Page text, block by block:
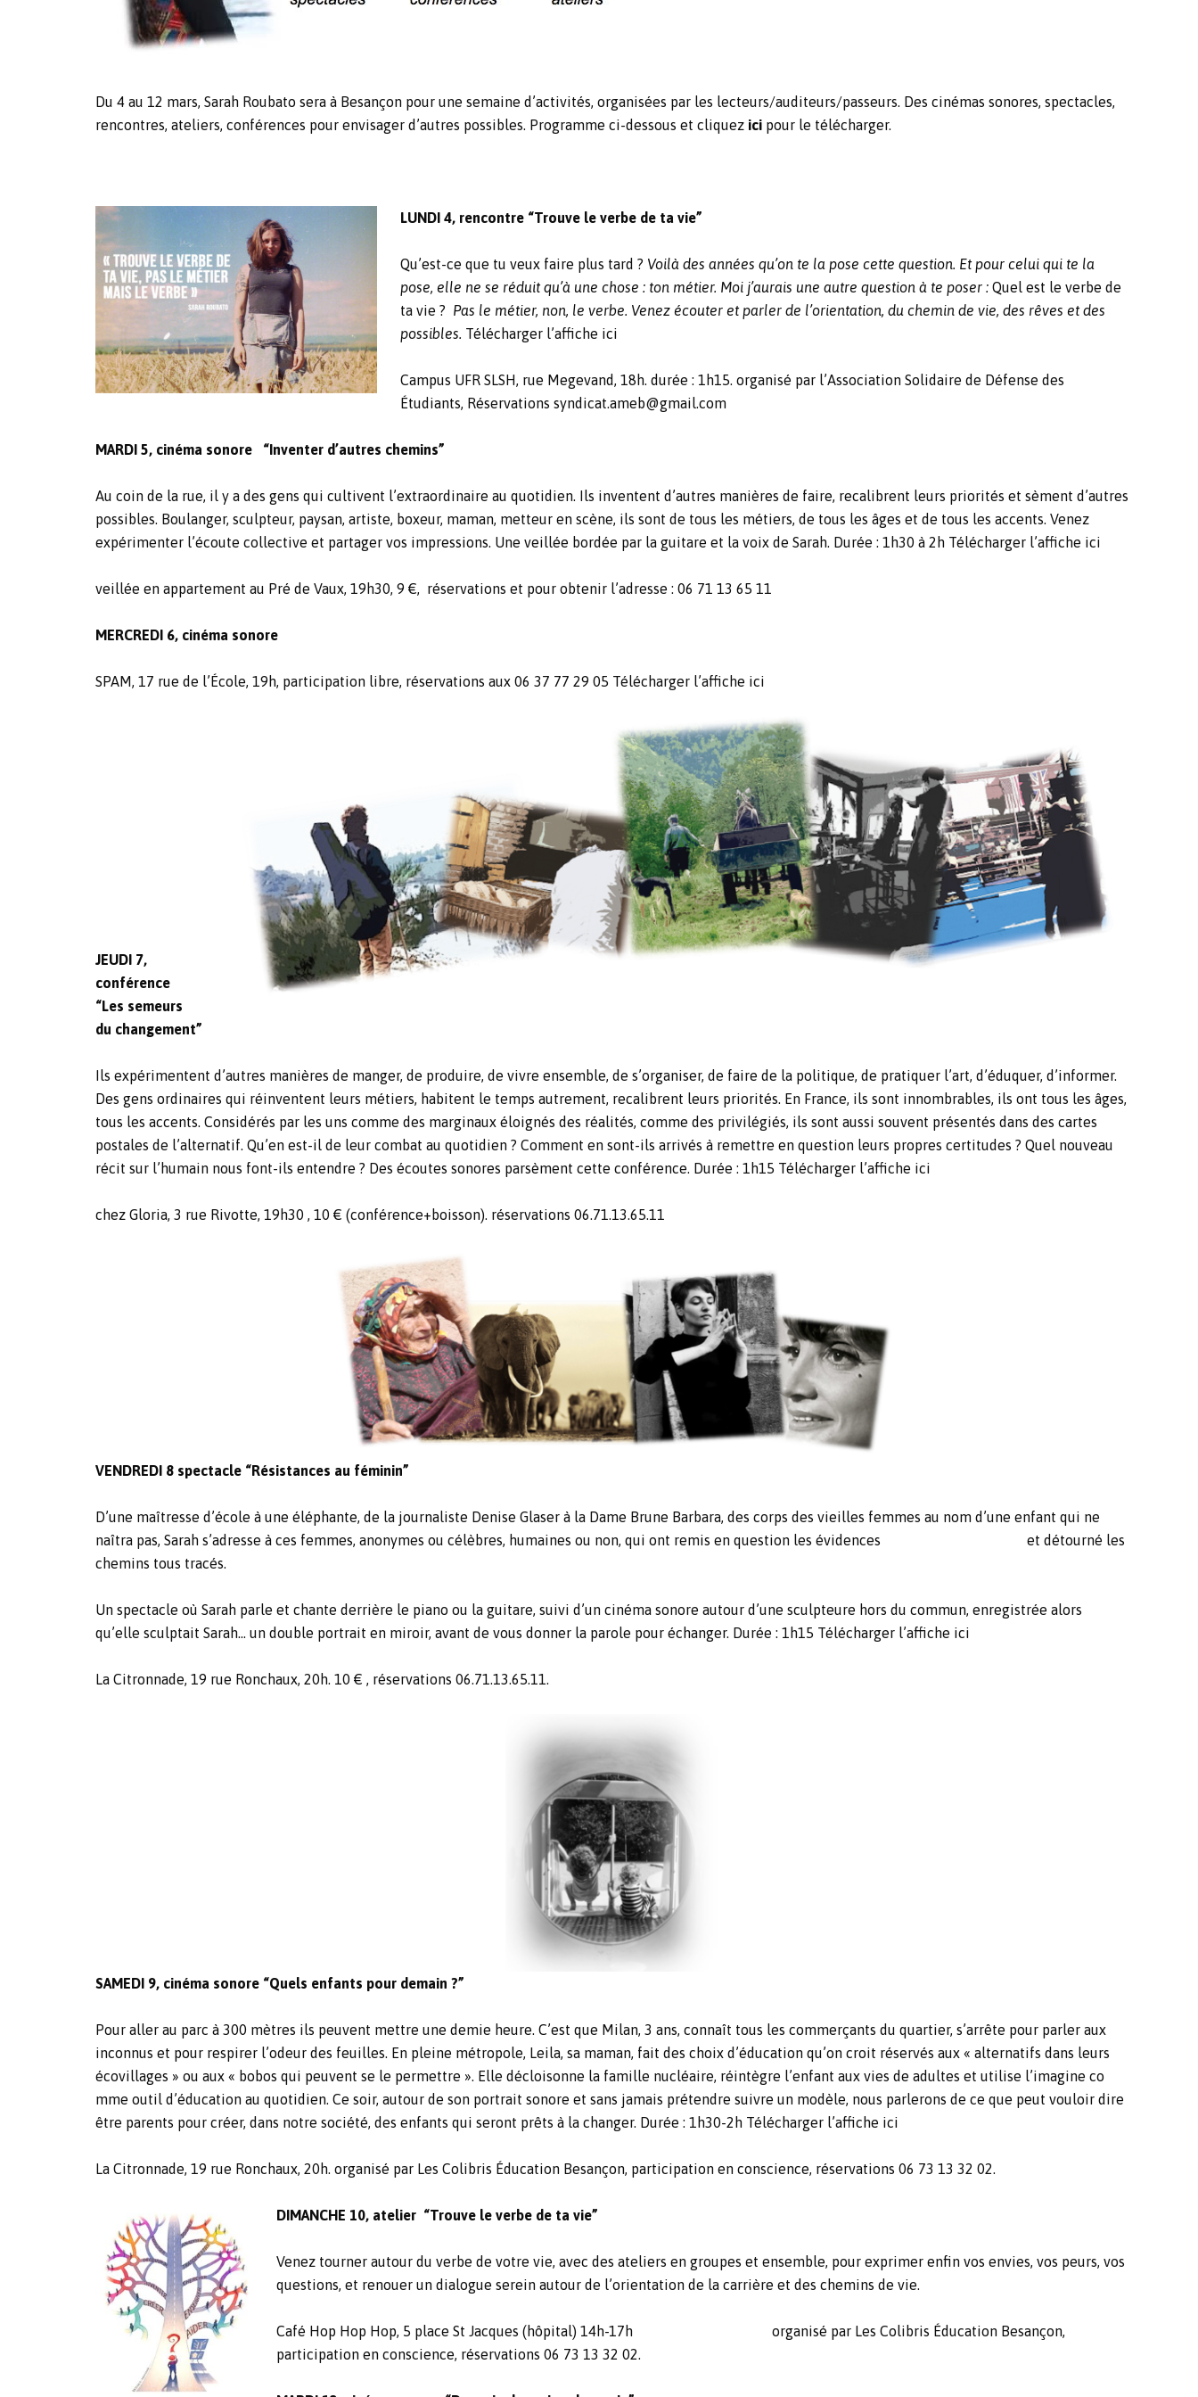
Du 4 au 12 mars, Sarah Roubato sera à Besançon pour une semaine d’activités, organisées par les lecteurs/auditeurs/passeurs. Des cinémas sonores, spectacles,
rencontres, ateliers, conférences pour envisager d’autres possibles. Programme ci-dessous et cliquez ici pour le télécharger.
LUNDI 4, rencontre “Trouve le verbe de ta vie”
Qu’est-ce que tu veux faire plus tard ? Voilà des années qu’on te la pose cette question. Et pour celui qui te la
pose, elle ne se réduit qu’à une chose : ton métier. Moi j’aurais une autre question à te poser : Quel est le verbe de
ta vie ? Pas le métier, non, le verbe. Venez écouter et parler de l’orientation, du chemin de vie, des rêves et des
possibles. Télécharger l’affiche ici
Campus UFR SLSH, rue Megevand, 18h. durée : 1h15. organisé par l’Association Solidaire de Défense des
Étudiants, Réservations syndicat.ameb@gmail.com
MARDI 5, cinéma sonore “Inventer d’autres chemins”
Au coin de la rue, il y a des gens qui cultivent l’extraordinaire au quotidien. Ils inventent d’autres manières de faire, recalibrent leurs priorités et sèment d’autres
possibles. Boulanger, sculpteur, paysan, artiste, boxeur, maman, metteur en scène, ils sont de tous les métiers, de tous les âges et de tous les accents. Venez
expérimenter l’écoute collective et partager vos impressions. Une veillée bordée par la guitare et la voix de Sarah. Durée : 1h30 à 2h Télécharger l’affiche ici
veillée en appartement au Pré de Vaux, 19h30, 9 €, réservations et pour obtenir l’adresse : 06 71 13 65 11
MERCREDI 6, cinéma sonore
SPAM, 17 rue de l’École, 19h, participation libre, réservations aux 06 37 77 29 05 Télécharger l’affiche ici
JEUDI 7,
conférence
“Les semeurs
du changement”
Ils expérimentent d’autres manières de manger, de produire, de vivre ensemble, de s’organiser, de faire de la politique, de pratiquer l’art, d’éduquer, d’informer.
Des gens ordinaires qui réinventent leurs métiers, habitent le temps autrement, recalibrent leurs priorités. En France, ils sont innombrables, ils ont tous les âges,
tous les accents. Considérés par les uns comme des marginaux éloignés des réalités, comme des privilégiés, ils sont aussi souvent présentés dans des cartes
postales de l’alternatif. Qu’en est-il de leur combat au quotidien ? Comment en sont-ils arrivés à remettre en question leurs propres certitudes ? Quel nouveau
récit sur l’humain nous font-ils entendre ? Des écoutes sonores parsèment cette conférence. Durée : 1h15 Télécharger l’affiche ici
chez Gloria, 3 rue Rivotte, 19h30 , 10 € (conférence+boisson). réservations 06.71.13.65.11
VENDREDI 8 spectacle “Résistances au féminin”
D’une maîtresse d’école à une éléphante, de la journaliste Denise Glaser à la Dame Brune Barbara, des corps des vieilles femmes au nom d’une enfant qui ne
naîtra pas, Sarah s’adresse à ces femmes, anonymes ou célèbres, humaines ou non, qui ont remis en question les évidences et détourné les
chemins tous tracés.
Un spectacle où Sarah parle et chante derrière le piano ou la guitare, suivi d’un cinéma sonore autour d’une sculpteure hors du commun, enregistrée alors
qu’elle sculptait Sarah… un double portrait en miroir, avant de vous donner la parole pour échanger. Durée : 1h15 Télécharger l’affiche ici
La Citronnade, 19 rue Ronchaux, 20h. 10 € , réservations 06.71.13.65.11.
SAMEDI 9, cinéma sonore “Quels enfants pour demain ?”
Pour aller au parc à 300 mètres ils peuvent mettre une demie heure. C’est que Milan, 3 ans, connaît tous les commerçants du quartier, s’arrête pour parler aux
inconnus et pour respirer l’odeur des feuilles. En pleine métropole, Leila, sa maman, fait des choix d’éducation qu’on croit réservés aux « alternatifs dans leurs
écovillages » ou aux « bobos qui peuvent se le permettre ». Elle décloisonne la famille nucléaire, réintègre l’enfant aux vies de adultes et utilise l’imagine co
mme outil d’éducation au quotidien. Ce soir, autour de son portrait sonore et sans jamais prétendre suivre un modèle, nous parlerons de ce que peut vouloir dire
être parents pour créer, dans notre société, des enfants qui seront prêts à la changer. Durée : 1h30-2h Télécharger l’affiche ici
La Citronnade, 19 rue Ronchaux, 20h. organisé par Les Colibris Éducation Besançon, participation en conscience, réservations 06 73 13 32 02.
DIMANCHE 10, atelier “Trouve le verbe de ta vie”
Venez tourner autour du verbe de votre vie, avec des ateliers en groupes et ensemble, pour exprimer enfin vos envies, vos peurs, vos
questions, et renouer un dialogue serein autour de l’orientation de la carrière et des chemins de vie.
Café Hop Hop Hop, 5 place St Jacques (hôpital) 14h-17h organisé par Les Colibris Éducation Besançon,
participation en conscience, réservations 06 73 13 32 02.